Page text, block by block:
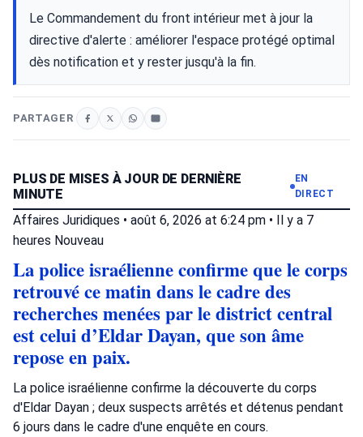
Le Commandement du front intérieur met à jour la
directive d'alerte : améliorer l'espace protégé optimal
dès notification et y rester jusqu'à la fin.
PARTAGER
PLUS DE MISES À JOUR DE DERNIÈRE
MINUTE
EN
DIRECT
Affaires Juridiques • août 6, 2026 at 6:24 pm • Il y a 7
heures Nouveau
La police israélienne confirme que le corps
retrouvé ce matin dans le cadre des
recherches menées par le district central
est celui d’Eldar Dayan, que son âme
repose en paix.
La police israélienne confirme la découverte du corps
d'Eldar Dayan ; deux suspects arrêtés et détenus pendant
6 jours dans le cadre d'une enquête en cours.